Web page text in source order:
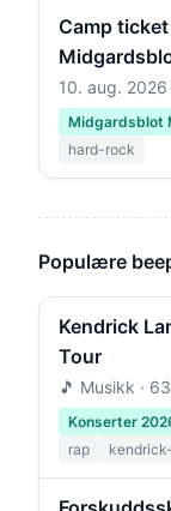
Camp
10. aug. 2026
Midgardsblot
hard-rock
Populære
Kendrick
Tour
🎵 Musikk ·
Konserter
rap